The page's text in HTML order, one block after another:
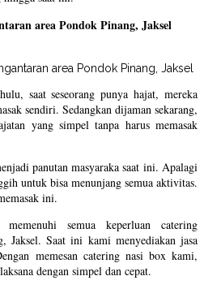
area Pondok Pinang, Jaksel
saat seseorang punya hajat, mereka
sendiri. Sedangkan dijaman sekarang,
yang simpel tanpa harus memasak
panutan masyaraka saat ini. Apalagi
untuk bisa menunjang semua aktivitas.
ini.
semua keperluan catering
Jaksel. Saat ini kami menyediakan jasa
memesan catering nasi box kami,
dengan simpel dan cepat.